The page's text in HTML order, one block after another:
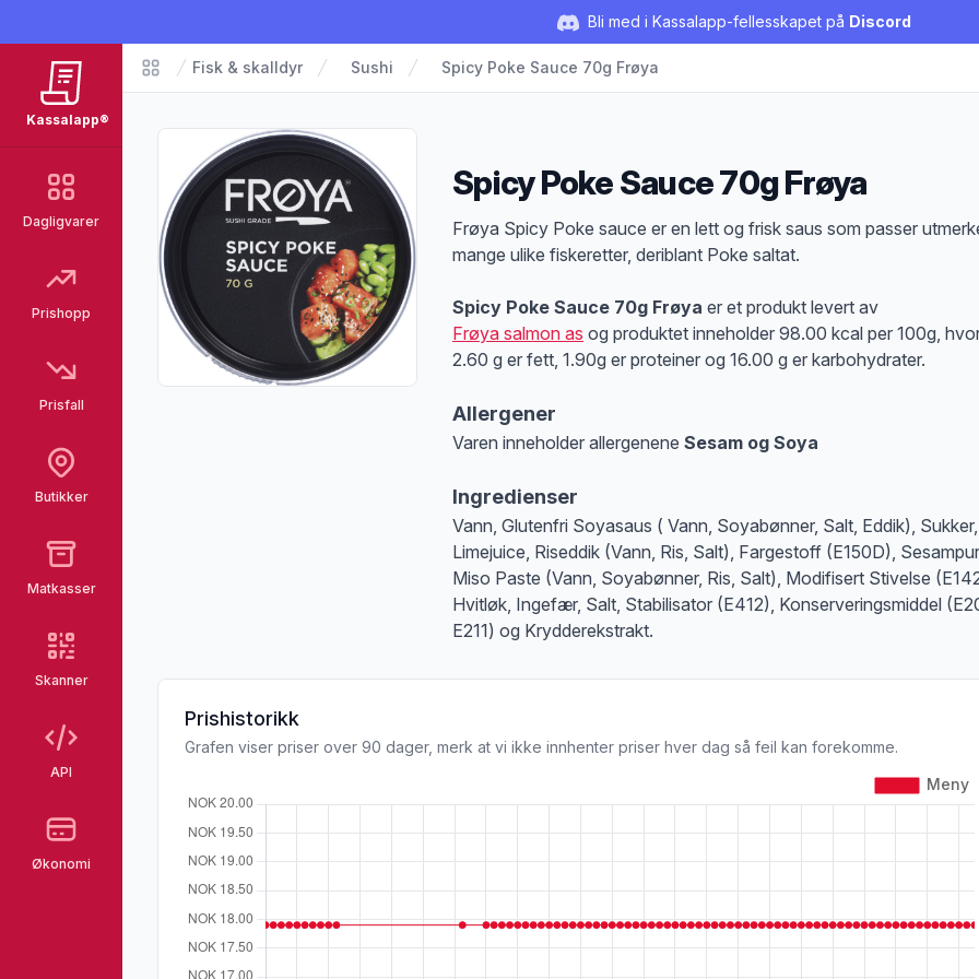
Bli med i Kassalapp-fellesskapet på Discord
Kassalapp®
Dagligvarer
Prishopp
Prisfall
Butikker
Matkasser
Skanner
API
Økonomi
Matvarer
Fisk & skalldyr Sushi Spicy Poke Sauce 70g Frøya
Spicy Poke Sauce 70g Frøya
Produktbeskrivelse
Frøya Spicy Poke sauce er en lett og frisk saus som passer
mange ulike fiskeretter, deriblant Poke saltat.
Spicy Poke Sauce 70g Frøya er et produkt levert av
Frøya salmon as og produktet inneholder 98.00 kcal per 100g,
2.60 g er fett, 1.90g er proteiner og 16.00 g er karbohydrater.
Allergener
Varen inneholder allergenene Sesam og Soya
Ingredienser
Vann, Glutenfri Soyasaus ( Vann, Soyabønner, Salt, Eddik), Sukker,
Limejuice, Riseddik (Vann, Ris, Salt), Fargestoff (E150D),
Miso Paste (Vann, Soyabønner, Ris, Salt), Modifisert Stivelse
Hvitløk, Ingefær, Salt, Stabilisator (E412), Konserveringsmiddel
E211) og Krydderekstrakt.
Prishistorikk
Grafen viser priser over 90 dager, merk at vi ikke innhenter priser hver dag så feil kan forekomme.